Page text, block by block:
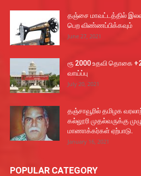
தஞ்சை மாவட்டத்தில்
பெற விண்ணப்பிக்கவும்
June 27, 2021
ரூ 2000 உதவி தொகை
வாய்ப்பு
July 20, 2021
தஞ்சாவூரில் தமிழக
கல்லூரி முதல்வருக்கு
மாணாக்கர்கள் ஏற்பாடு.
January 16, 2021
POPULAR CATEGORY